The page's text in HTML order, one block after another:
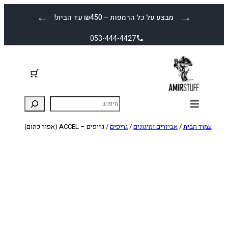
← מבצע על כל הרמפות – ₪450 עד הבית! →
053-444-4427
עמוד הבית/אביזרים ומיגונים/גריפים/ גריפים – ACCEL (אפור כתום)